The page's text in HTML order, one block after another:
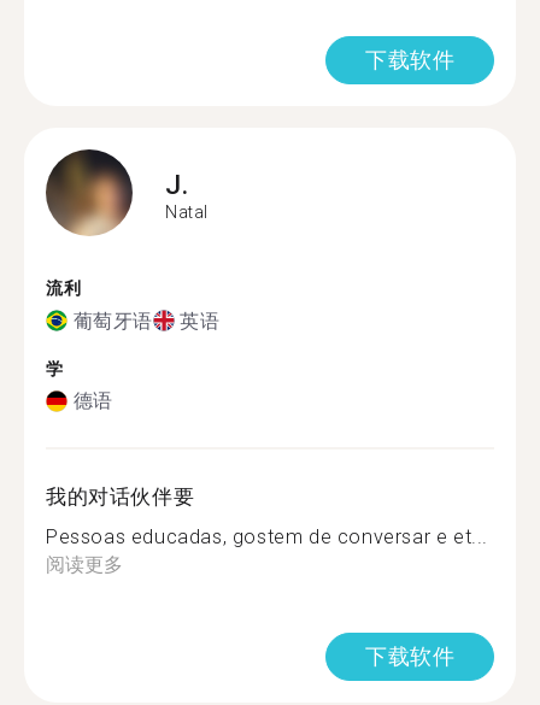
下载软件
J.
Natal
流利
葡萄牙语 英语
学
德语
我的对话伙伴要
Pessoas educadas, gostem de conversar e et...
阅读更多
下载软件